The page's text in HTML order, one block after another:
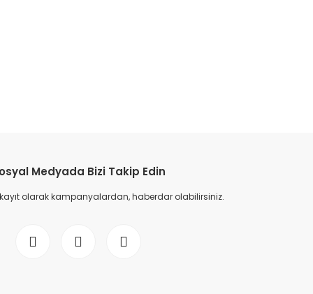
Medyada Bizi Takip Edin
olarak kampanyalardan, haberdar olabilirsiniz.